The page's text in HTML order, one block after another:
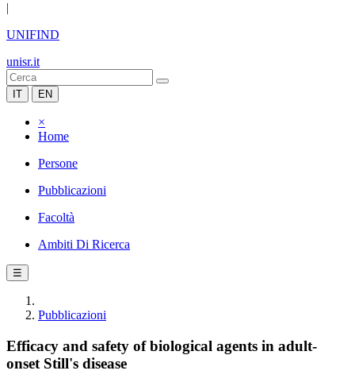
|
UNIFIND
unisr.it
IT EN
×
Home
Persone
Pubblicazioni
Facoltà
Ambiti Di Ricerca
☰
Pubblicazioni
Efficacy and safety of biological agents in adult-
onset Still's disease